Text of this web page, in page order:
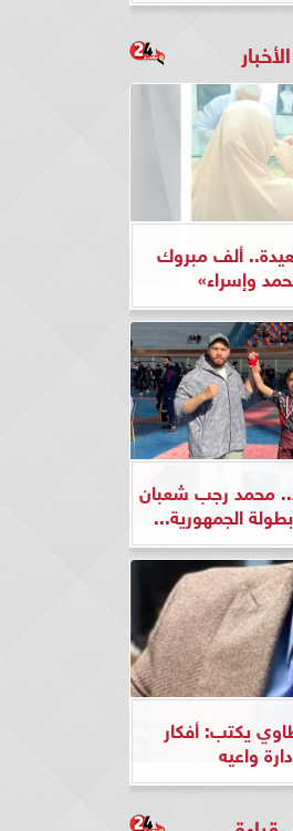
ألف مبروك
وإسراء»
محمد رجب شعبان
الجمهورية...
يكتب: أفكار
واعيه